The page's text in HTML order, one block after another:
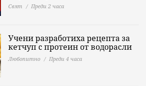
Свят Преди 2 часа
Учени разработиха рецепта за
кетчуп с протеин от водорасли
Любопитно Преди 4 часа